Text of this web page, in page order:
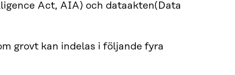
Act, AIA) och dataakten(Data
grovt kan indelas i följande fyra